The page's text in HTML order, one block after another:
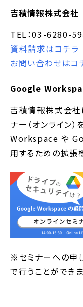
吉積情報株式会社
TEL：03-6280-
資料請求はコチラ
お問い合わせはコ
Google
吉積情報株式会
ナー（オンライン
Workspace や
用するための拡張
※セミナーへの申
で行うことができま